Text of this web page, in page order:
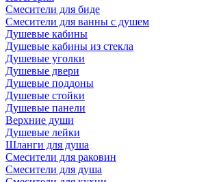
Смесители для биде
Смесители для ванны с душем
Душевые кабины
Душевые кабины из стекла
Душевые уголки
Душевые двери
Душевые поддоны
Душевые стойки
Душевые панели
Верхние души
Душевые лейки
Шланги для душа
Смесители для раковин
Смесители для душа